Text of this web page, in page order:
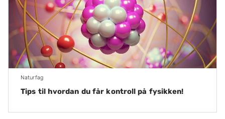
Naturfag
Tips til hvordan du får kontroll på fysikken!